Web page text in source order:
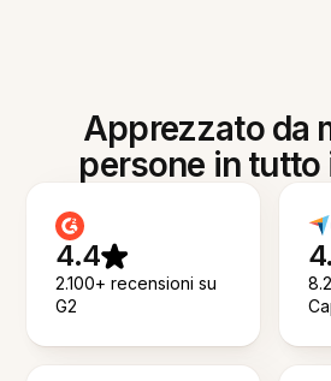
Apprezzato da
persone in tutto
4.4
2.100+ recensioni su
G2